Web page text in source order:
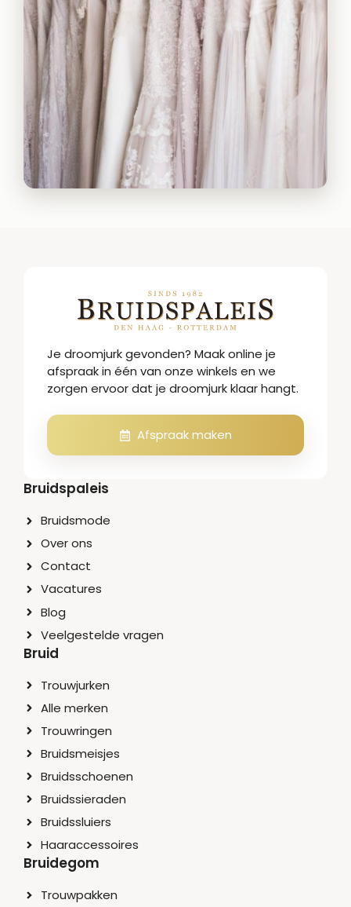
Je droomjurk gevonden? Maak online je
afspraak in één van onze winkels en we
zorgen ervoor dat je droomjurk klaar hangt.
Afspraak maken
Bruidspaleis
Bruidsmode
Over ons
Contact
Vacatures
Blog
Veelgestelde vragen
Bruid
Trouwjurken
Alle merken
Trouwringen
Bruidsmeisjes
Bruidsschoenen
Bruidssieraden
Bruidssluiers
Haaraccessoires
Bruidegom
Trouwpakken